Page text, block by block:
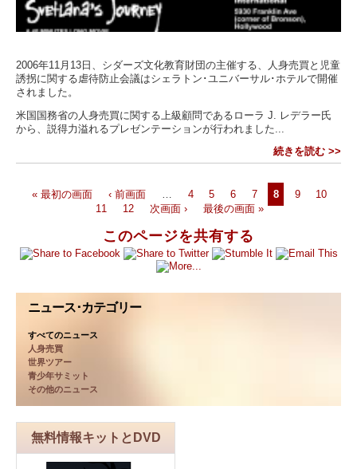
このページを共有する
ニュース･カテゴリー
すべてのニュース
人身売買
世界ツアー
青少年サミット
その他のニュース
無料情報キットとDVD
2006年11月13日、シダーズ文化教育財団の主催する、人身売買と児童
誘拐に関する虐待防止会議はシェラトン･ユニバーサル･ホテルで開催
されました。
米国国務省の人身売買に関する上級顧問であるローラ J. レデラー氏
から、説得力溢れるプレゼンテーションが行われました...
続きを読む >>
« 最初の画面 ‹ 前画面 … 4 5 6 7 8 9
10
11
12 次画面 › 最後の画面 »